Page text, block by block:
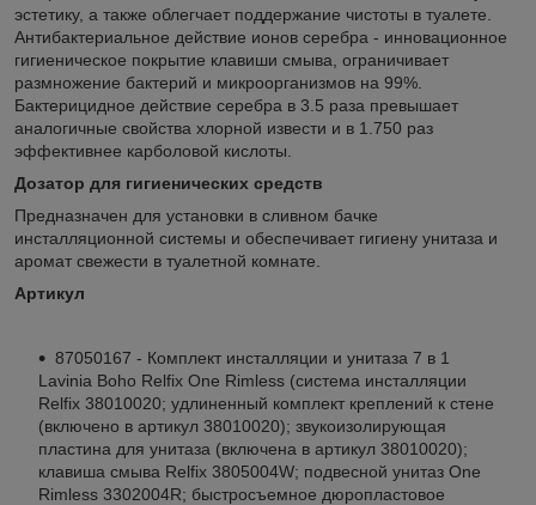
эстетику, а также облегчает поддержание чистоты в туалете.
Антибактериальное действие ионов серебра - инновационное
гигиеническое покрытие клавиши смыва, ограничивает
размножение бактерий и микроорганизмов на 99%.
Бактерицидное действие серебра в 3.5 раза превышает
аналогичные свойства хлорной извести и в 1.750 раз
эффективнее карболовой кислоты.
Дозатор для гигиенических средств
Предназначен для установки в сливном бачке
инсталляционной системы и обеспечивает гигиену унитаза и
аромат свежести в туалетной комнате.
Артикул
87050167 - Комплект инсталляции и унитаза 7 в 1
Lavinia Boho Relfix One Rimless (система инсталляции
Relfix 38010020; удлиненный комплект креплений к стене
(включено в артикул 38010020); звукоизолирующая
пластина для унитаза (включена в артикул 38010020);
клавиша смыва Relfix 3805004W; подвесной унитаз One
Rimless 3302004R; быстросъемное дюропластовое